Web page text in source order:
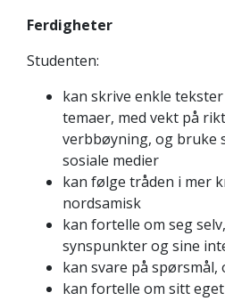
Ferdigheter
Studenten:
kan skrive enkle
temaer, med vekt på
verbbøyning, og bruke
sosiale medier
kan følge tråden i mer
nordsamisk
kan fortelle om seg
synspunkter og sine
kan svare på spørsmål,
kan fortelle om sitt